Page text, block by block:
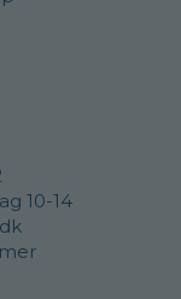
10-14